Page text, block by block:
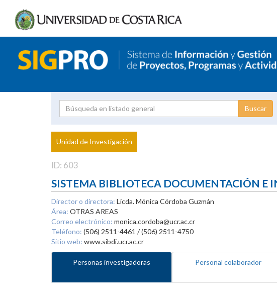
Proyecto
Investigador
Unidad de Investigación
ID: 603
SISTEMA BIBLIOTECA DOCUMENTACIÓN E
Director o directora: Licda. Mónica Córdoba Guzmán
Área: OTRAS AREAS
Correo electrónico: monica.cordoba@ucr.ac.cr
Teléfono: (506) 2511-4461 / (506) 2511-4750
Sitio web: www.sibdi.ucr.ac.cr
Personas investigadoras Personal colaborador